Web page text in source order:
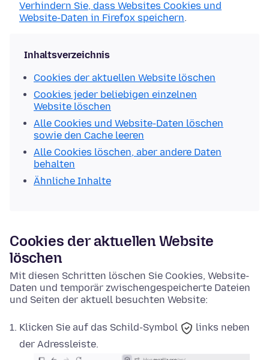
Verhindern Sie, dass Websites Cookies und
Website-Daten in Firefox speichern.
Inhaltsverzeichnis
Cookies der aktuellen Website löschen
Cookies jeder beliebigen einzelnen
Website löschen
Alle Cookies und Website-Daten löschen
sowie den Cache leeren
Alle Cookies löschen, aber andere Daten
behalten
Ähnliche Inhalte
Cookies der aktuellen Website
löschen
Mit diesen Schritten löschen Sie Cookies, Website-
Daten und temporär zwischengespeicherte Dateien
und Seiten der aktuell besuchten Website:
Klicken Sie auf das Schild-Symbol
links neben
der Adressleiste.